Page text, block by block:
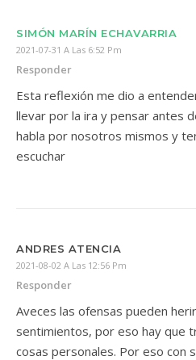
SIMÓN MARÍN ECHAVARRIA
2021-07-31 A Las 6:52 Pm
Responder
Esta reflexión me dio a
llevar por la ira y pensar antes
habla por nosotros mismos y
escuchar
ANDRES ATENCIA
2021-08-02 A Las 12:56 Pm
Responder
Aveces las ofensas pueden
sentimientos, por eso hay que
cosas personales. Por eso con